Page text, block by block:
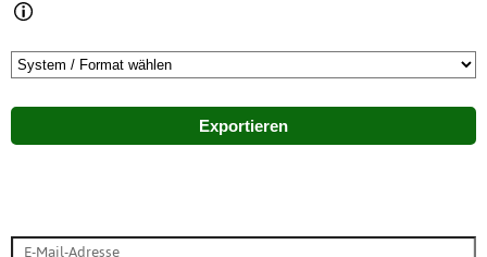
Exportieren